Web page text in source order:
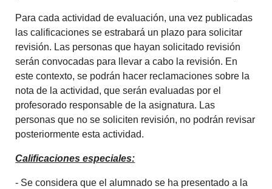
Para cada actividad de evaluación, una vez publicadas
las calificaciones se estrabará un plazo para solicitar
revisión. Las personas que hayan solicitado revisión
serán convocadas para llevar a cabo la revisión. En
este contexto, se podrán hacer reclamaciones sobre la
nota de la actividad, que serán evaluadas por el
profesorado responsable de la asignatura. Las
personas que no se soliciten revisión, no podrán revisar
posteriormente esta actividad.
Calificaciones especiales:
- Se considera que el alumnado se ha presentado a la